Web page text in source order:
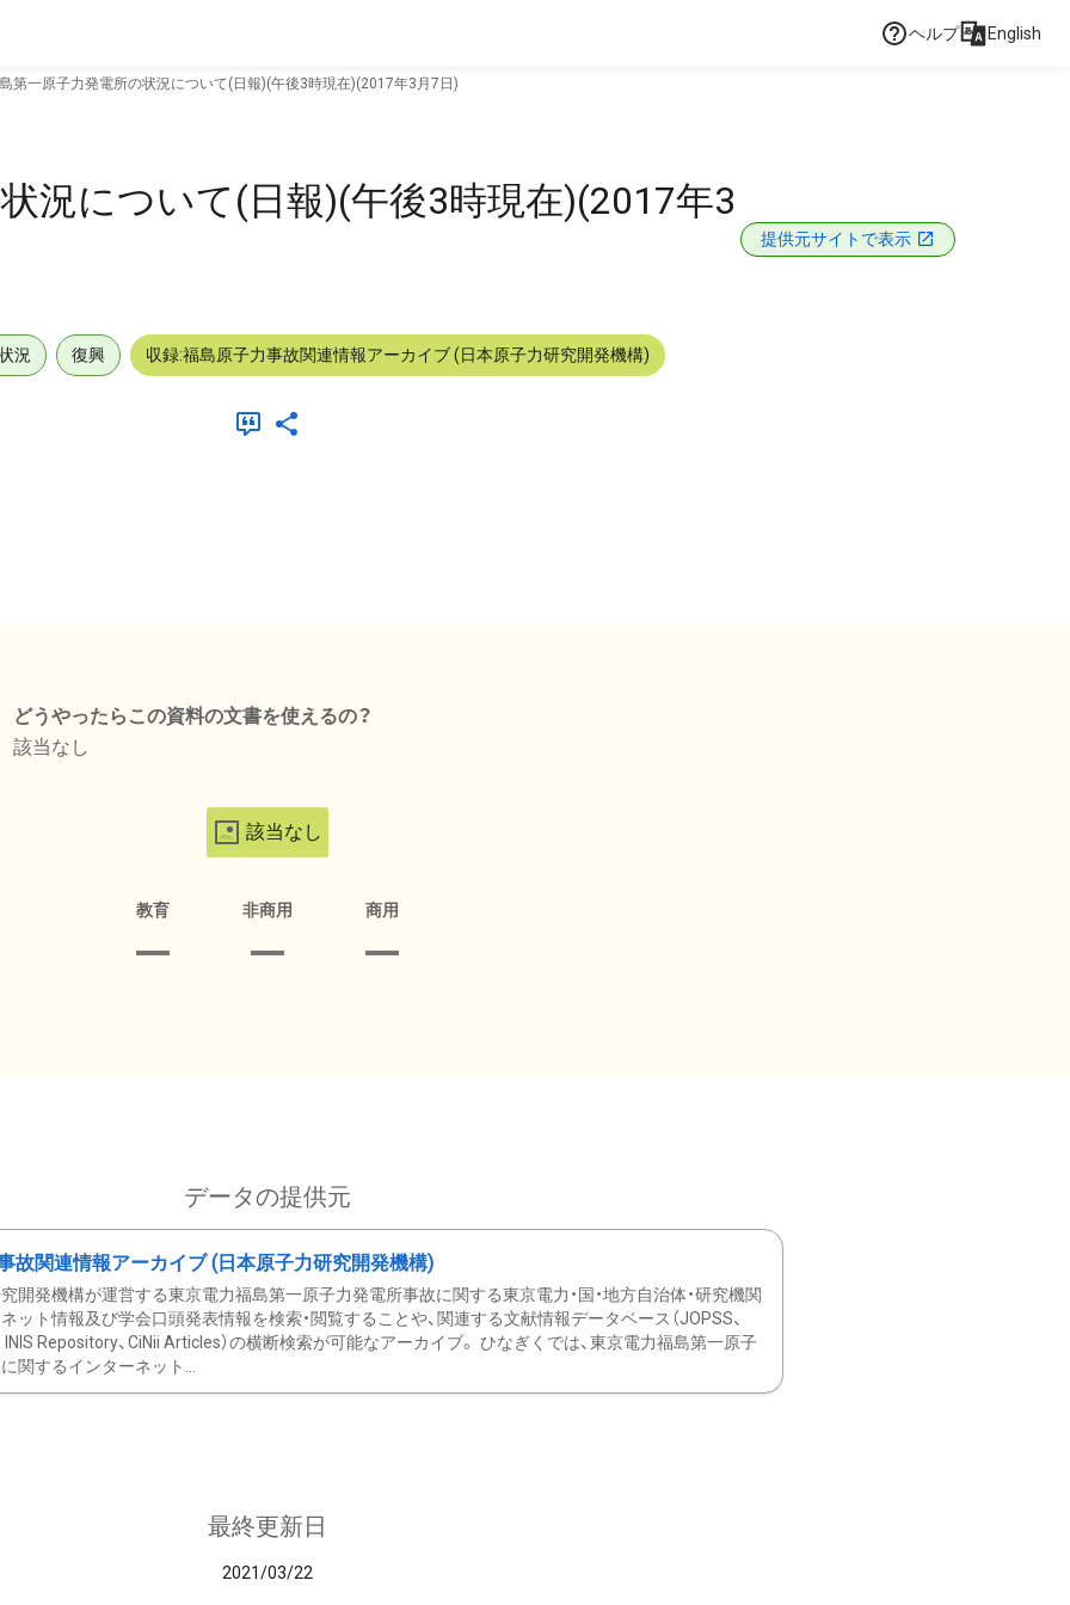
ヘルプ English
第一原子力発電所の状況について(日報)(午後3時現在)(2017年3月7日)
況について(日報)(午後3時現在)(2017年3
提供元サイトで表示
況 復興 収録:福島原子力事故関連情報アーカイブ (日本原子力研究開発機構)
どうやったらこの資料の文書を使えるの？
該当なし
該当なし
教育 非商用 商用
データの提供元
故関連情報アーカイブ (日本原子力研究開発機構)
開発機構が運営する東京電力福島第一原子力発電所事故に関する東京電力・国・地方自治体・研究機関
ット情報及び学会口頭発表情報を検索・閲覧することや、関連する文献情報データベース（JOPSS、
INIS Repository、CiNii Articles）の横断検索が可能なアーカイブ。 ひなぎくでは、東京電力福島第一原子
関するインターネット...
最終更新日
2021/03/22